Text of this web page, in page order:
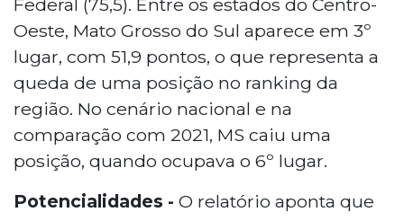
Oeste, Mato Grosso do Sul aparece em 3º
lugar, com 51,9 pontos, o que representa a
queda de uma posição no ranking da
região. No cenário nacional e na
comparação com 2021, MS caiu uma
posição, quando ocupava o 6º lugar.
Potencialidades - O relatório aponta que